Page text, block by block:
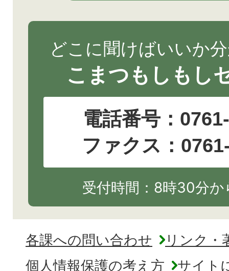
どこに聞けばいいか
こまつもしもし
電話番号：
ファクス：
受付時間：8時30分
各課への問い合わせ
リンク・
個人情報保護の考え方
サイト